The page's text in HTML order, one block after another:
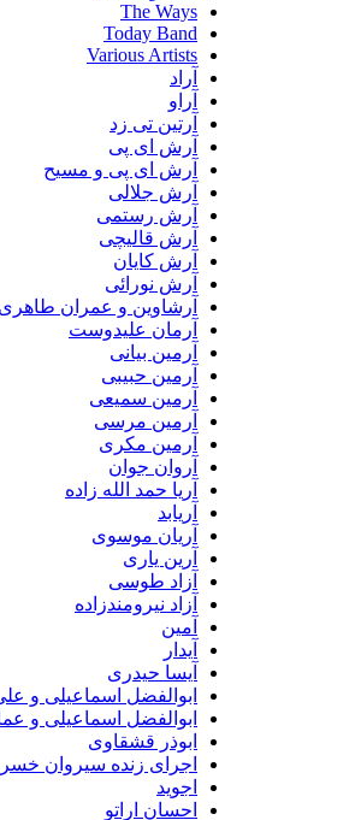
The Ways
Today Band
Various Artists
آرتین تی زد
آرش ای پی
آرش ای پی و مسیح
آرش جلالی
آرش رستمی
آرش قالیچی
آرش کایان
آرش نورائی
آرشاوین و عمران طاهری
آرمان علیدوست
آرمین بیانی
آرمین حبیبی
آرمین سمیعی
آرمین مرسی
آرمین مکری
آروان جوان
آریا حمد الله زاده
آریان موسوی
آرین یاری
آزاد طوسی
آزاد نیرومندزاده
آیسا حیدری
ابوالفضل اسماعیلی و علی براتی
ابوالفضل اسماعیلی و عماد حامدی
ابوذر قشقاوی
اجرای زنده سیروان خسروی
احسان اراتو